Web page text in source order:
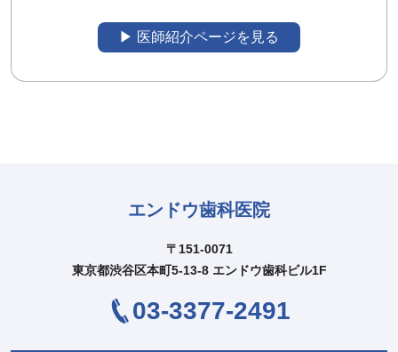
▶︎ 医師紹介ページを見る
エンドウ歯科医院
〒151-0071
東京都渋谷区本町5-13-8 エンドウ歯科ビル1F
03-3377-2491